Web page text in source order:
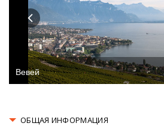
Вевей
ОБЩАЯ ИНФОРМАЦИЯ